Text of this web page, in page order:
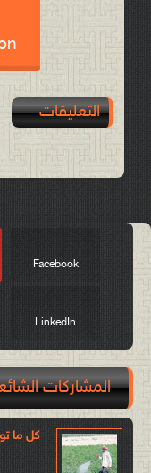
التعليقات
Facebook
LinkedIn
المشاركات
كل ما